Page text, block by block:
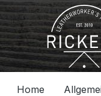
Hauptinhalt
Zur Suche springen
Zur
Home